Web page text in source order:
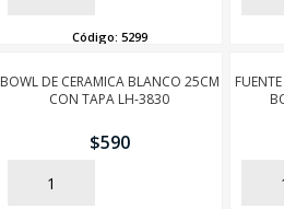
Código: 5299
BOWL DE CERAMICA BLANCO 25CM
CON TAPA LH-3830
$590
AÑADIR